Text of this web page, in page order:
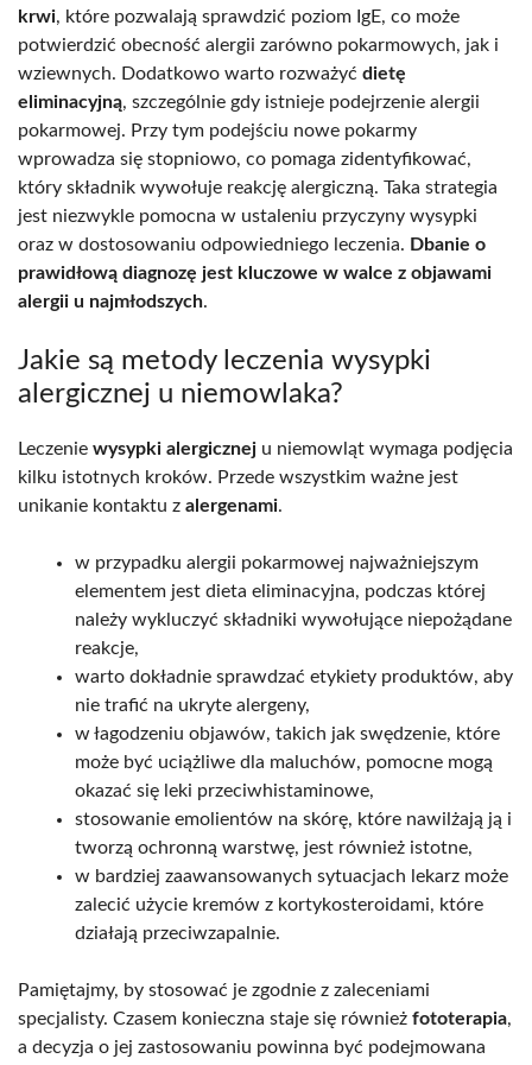
krwi, które pozwalają sprawdzić poziom IgE, co może
potwierdzić obecność alergii zarówno pokarmowych, jak i
wziewnych. Dodatkowo warto rozważyć dietę
eliminacyjną, szczególnie gdy istnieje podejrzenie alergii
pokarmowej. Przy tym podejściu nowe pokarmy
wprowadza się stopniowo, co pomaga zidentyfikować,
który składnik wywołuje reakcję alergiczną. Taka strategia
jest niezwykle pomocna w ustaleniu przyczyny wysypki
oraz w dostosowaniu odpowiedniego leczenia. Dbanie o
prawidłową diagnozę jest kluczowe w walce z objawami
alergii u najmłodszych.
Jakie są metody leczenia wysypki
alergicznej u niemowlaka?
Leczenie wysypki alergicznej u niemowląt wymaga podjęcia
kilku istotnych kroków. Przede wszystkim ważne jest
unikanie kontaktu z alergenami.
w przypadku alergii pokarmowej najważniejszym
elementem jest dieta eliminacyjna, podczas której
należy wykluczyć składniki wywołujące niepożądane
reakcje,
warto dokładnie sprawdzać etykiety produktów, aby
nie trafić na ukryte alergeny,
w łagodzeniu objawów, takich jak swędzenie, które
może być uciążliwe dla maluchów, pomocne mogą
okazać się leki przeciwhistaminowe,
stosowanie emolientów na skórę, które nawilżają ją i
tworzą ochronną warstwę, jest również istotne,
w bardziej zaawansowanych sytuacjach lekarz może
zalecić użycie kremów z kortykosteroidami, które
działają przeciwzapalnie.
Pamiętajmy, by stosować je zgodnie z zaleceniami
specjalisty. Czasem konieczna staje się również fototerapia,
a decyzja o jej zastosowaniu powinna być podejmowana